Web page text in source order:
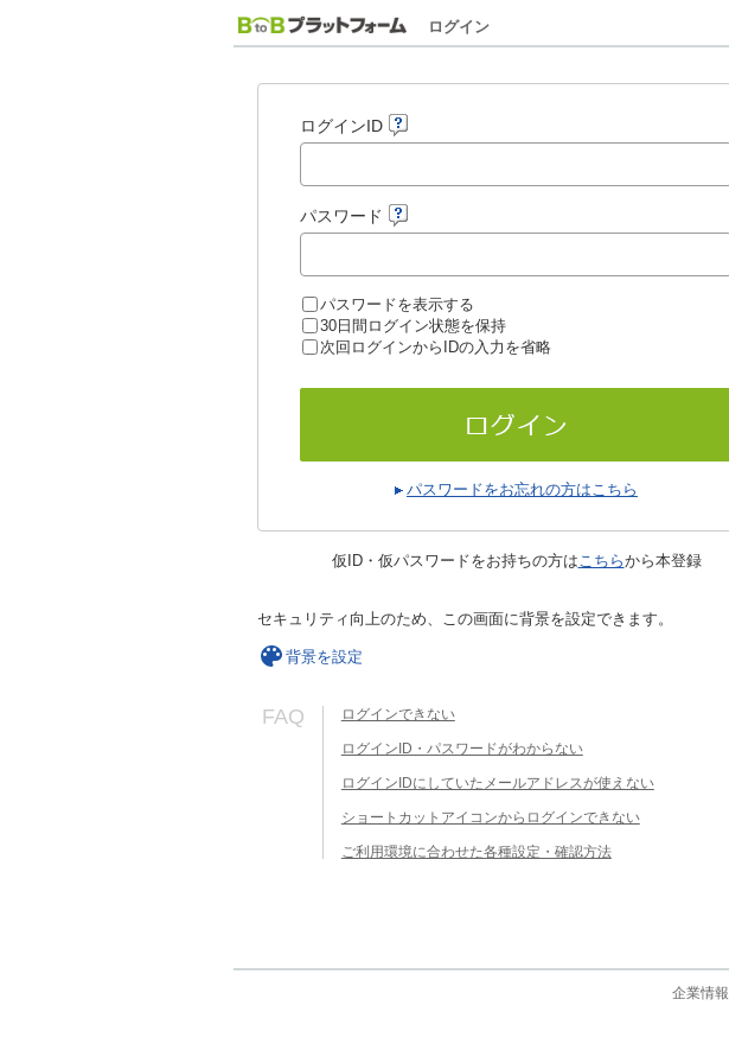
ログイン
ログインID
パスワード
パスワードを表示する
30日間ログイン状態を保持
次回ログインからIDの入力を省略
パスワードをお忘れの方はこちら
仮ID・仮パスワードをお持ちの方はこちらから本登録
セキュリティ向上のため、この画面に背景を設定できます。
背景を設定
FAQ ログインできない
ログインID・パスワードがわからない
ログインIDにしていたメールアドレスが使えない
ショートカットアイコンからログインできない
ご利用環境に合わせた各種設定・確認方法
企業情報